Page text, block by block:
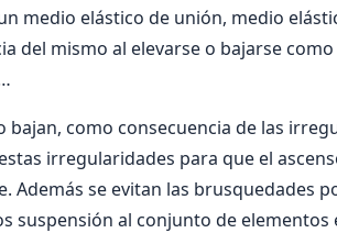
medio elástico de unión, medio
del mismo al elevarse o bajarse
bajan, como consecuencia de las
irregularidades para que el
Además se evitan las brusquedades
suspensión al conjunto de elementos